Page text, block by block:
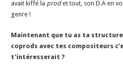
avait kiffé la prodet tout, son D.A en
genre !
Maintenant que tu as ta
coprods avec tes compositeurs
t’intéresserait ?